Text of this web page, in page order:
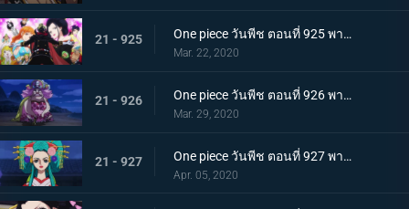
21 - 925 One piece วันพีช ตอนที่ 925 พากย์ไทย การต่อสู้ครั้งใหญ่! ผู้พิทักษ์หน้ากากโซบะ!
Mar. 22, 2020
21 - 926 One piece วันพีช ตอนที่ 926 พากย์ไทย เข้าตาจน โอโรจิโอนิวาบังที่แสนอันตราย
Mar. 29, 2020
21 - 927 One piece วันพีช ตอนที่ 927 พากย์ไทย ขุมนรก! พญาอสรพิษผู้น่าสะพรึง โชกุนโอโรจิ
Apr. 05, 2020